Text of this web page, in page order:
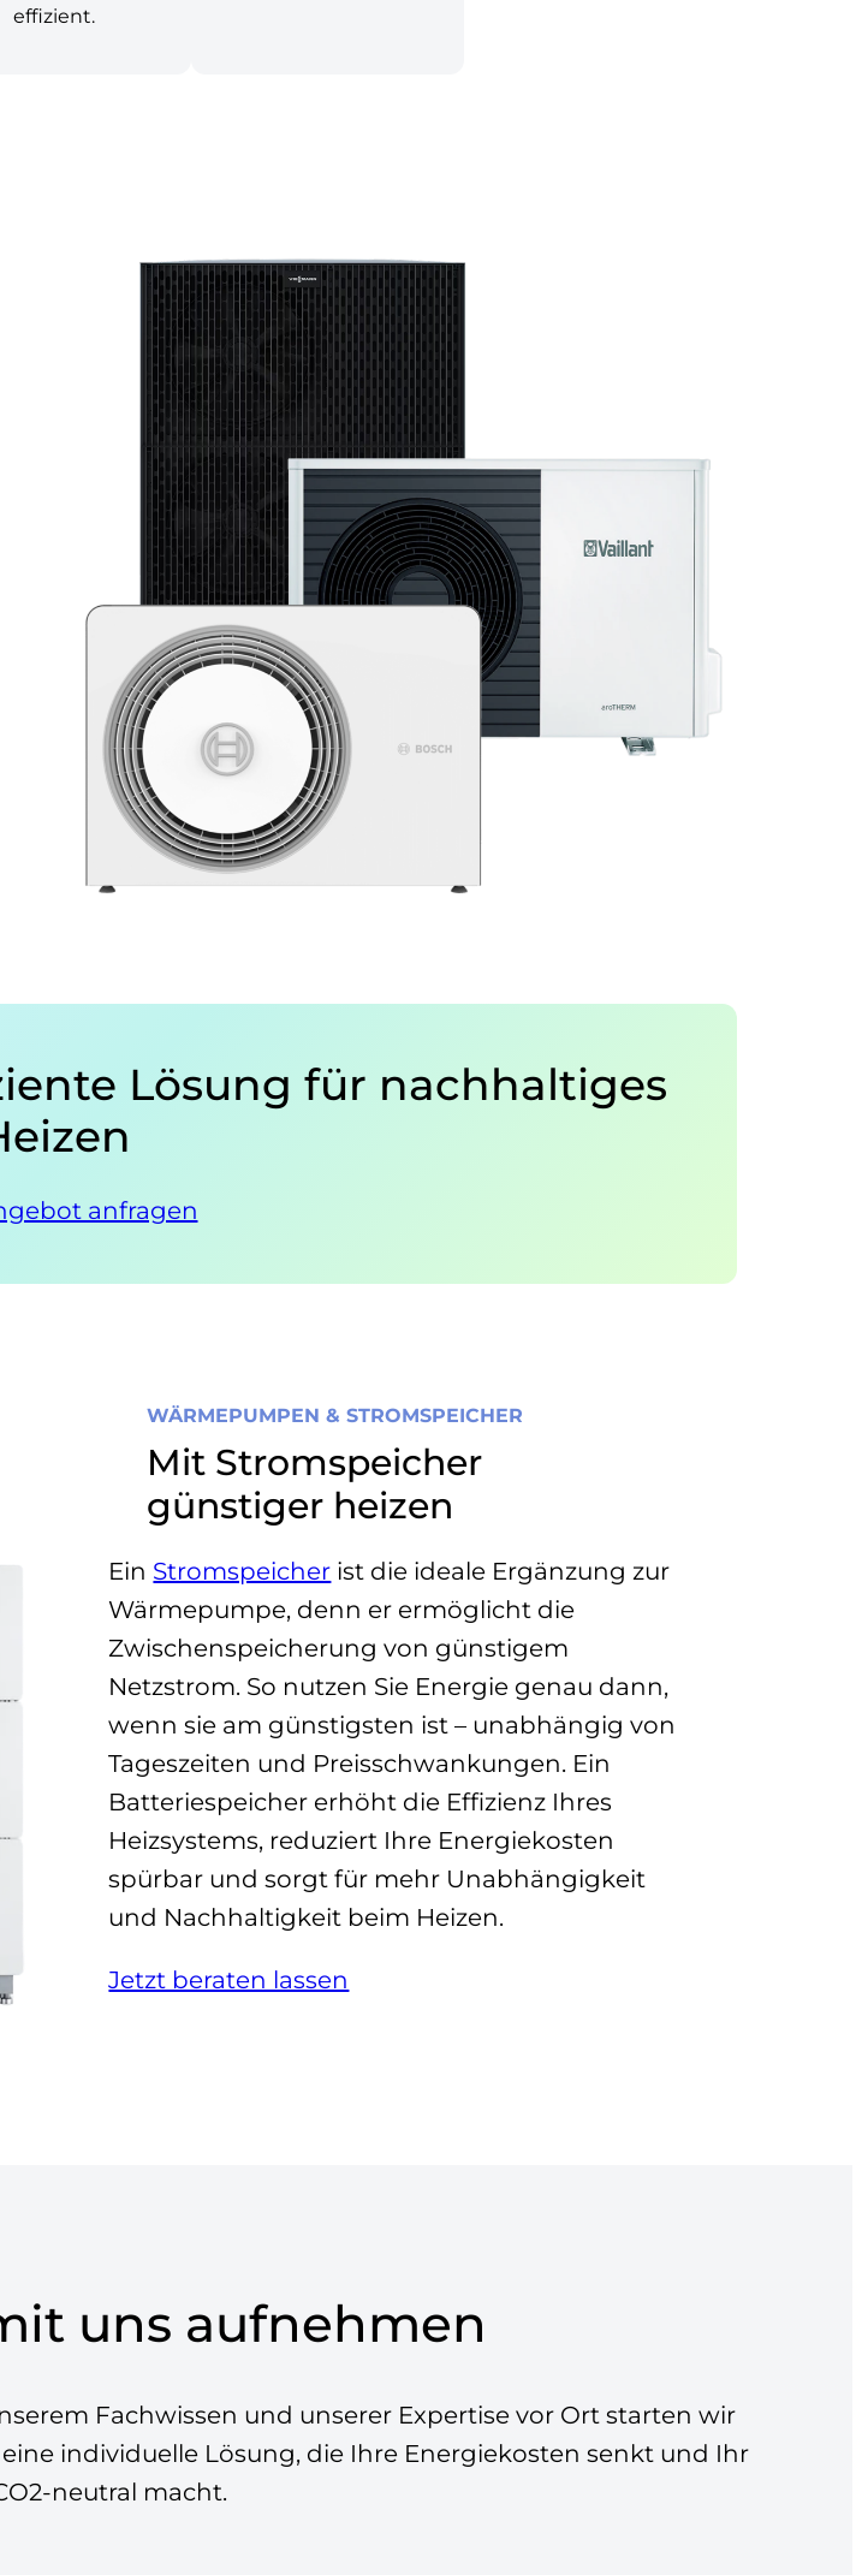
effizient.
Lösung für nachhaltiges
anfragen
WÄRMEPUMPEN & STROMSPEICHER
Mit Stromspeicher
günstiger heizen
Ein Stromspeicher ist die ideale Ergänzung zur
Wärmepumpe, denn er ermöglicht die
Zwischenspeicherung von günstigem
Netzstrom. So nutzen Sie Energie genau dann,
wenn sie am günstigsten ist – unabhängig von
Tageszeiten und Preisschwankungen. Ein
Batteriespeicher erhöht die Effizienz Ihres
Heizsystems, reduziert Ihre Energiekosten
spürbar und sorgt für mehr Unabhängigkeit
und Nachhaltigkeit beim Heizen.
Jetzt beraten lassen
uns aufnehmen
Fachwissen und unserer Expertise vor Ort starten wir
individuelle Lösung, die Ihre Energiekosten senkt und Ihr
neutral macht.